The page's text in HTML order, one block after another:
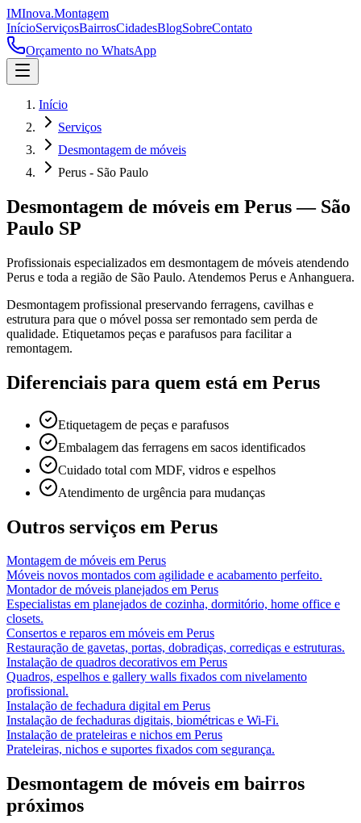
IMInova.Montagem
InícioServiçosBairrosCidadesBlogSobreContato
Orçamento no WhatsApp
Início
Serviços
Desmontagem de móveis
Perus - São Paulo
Desmontagem de móveis em Perus— São
Paulo SP
Profissionais especializados em desmontagem de móveis atendendo
Perus e toda a região de São Paulo. Atendemos Perus e Anhanguera.
Desmontagem profissional preservando ferragens, cavilhas e
estrutura para que o móvel possa ser remontado sem perda de
qualidade. Etiquetamos peças e parafusos para facilitar a
remontagem.
Diferenciais para quem está em Perus
Etiquetagem de peças e parafusos
Embalagem das ferragens em sacos identificados
Cuidado total com MDF, vidros e espelhos
Atendimento de urgência para mudanças
Outros serviços em Perus
Montagem de móveis em Perus
Móveis novos montados com agilidade e acabamento perfeito.
Montador de móveis planejados em Perus
Especialistas em planejados de cozinha, dormitório, home office e
closets.
Consertos e reparos em móveis em Perus
Restauração de gavetas, portas, dobradiças, corrediças e estruturas.
Instalação de quadros decorativos em Perus
Quadros, espelhos e gallery walls fixados com nivelamento
profissional.
Instalação de fechadura digital em Perus
Instalação de fechaduras digitais, biométricas e Wi-Fi.
Instalação de prateleiras e nichos em Perus
Prateleiras, nichos e suportes fixados com segurança.
Desmontagem de móveis em bairros
próximos